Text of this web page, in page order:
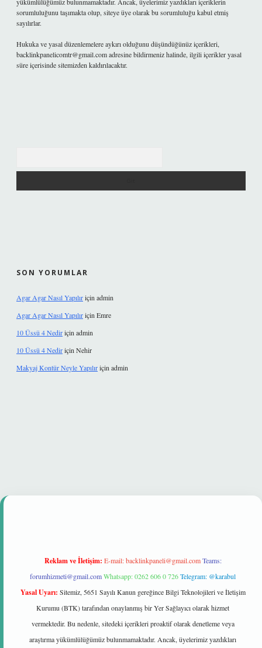
sorumluluğunu taşımakta olup, siteye üye olarak bu sorumluluğu kabul etmiş
sayılırlar.
Hukuka ve yasal düzenlemelere aykırı olduğunu düşündüğünüz içerikleri,
backlinkpanelicomtr@gmail.comadresine bildirmeniz halinde, ilgili içerikler yasal
süre içerisinde sitemizden kaldırılacaktır.
SON YORUMLAR
Agar Agar Nasıl Yapılıriçin admin
Agar Agar Nasıl Yapılıriçin Emre
10 Üssü 4 Nediriçin admin
10 Üssü 4 Nediriçin Nehir
Makyaj Kontür Neyle Yapılıriçin admin
güvenilir mi
Reklam ve İletişim: E-mail:backlinkpaneli@gmail.com Teams:
forumhizmeti@gmail.comWhatsapp: 0262 606 0 726Telegram: @karabul
Yasal Uyarı: Sitemiz, 5651 Sayılı Kanun gereğince Bilgi Teknolojileri ve İletişim
Kurumu (BTK) tarafından onaylanmış bir Yer Sağlayıcı olarak hizmet
vermektedir. Bu nedenle, sitedeki içerikleri proaktif olarak denetleme veya
araştırma yükümlülüğümüz bulunmamaktadır. Ancak, üyelerimiz yazdıkları